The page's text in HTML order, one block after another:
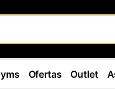
Ofertas Outlet